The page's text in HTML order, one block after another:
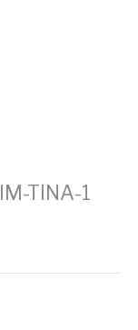
TINA-1